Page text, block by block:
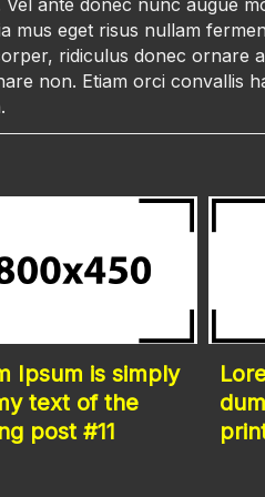
mus eget risus nullam
ridiculus donec ornare
non. Etiam orci convallis
Ipsum is simply
text of the
post #11